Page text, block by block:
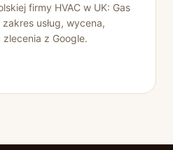
firmy HVAC w UK: Gas
usług, wycena,
z Google.